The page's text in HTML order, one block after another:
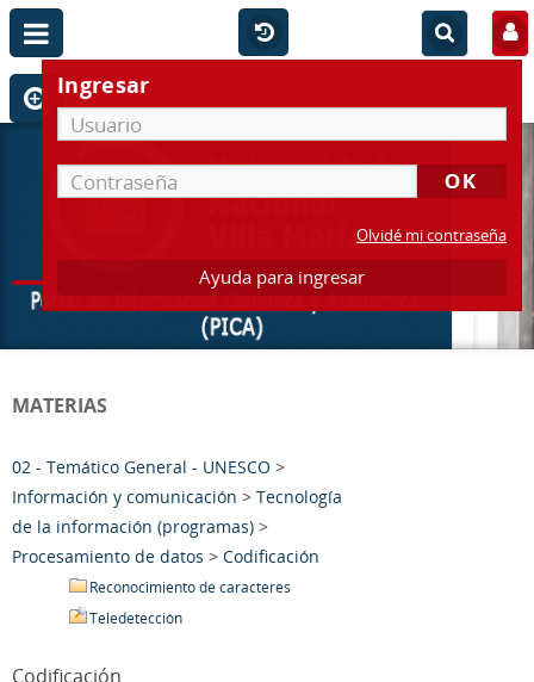
Ingresar
Olvidé mi contraseña
Ayuda para ingresar
MATERIAS
02 - Temático General - UNESCO >
Información y comunicación > Tecnología
de la información (programas) >
Procesamiento de datos > Codificación
Reconocimiento de caracteres
Teledetección
Codificación